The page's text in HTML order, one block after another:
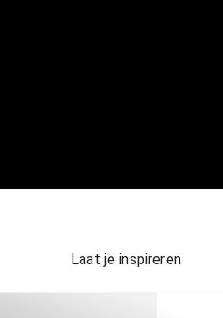
Laat je inspireren